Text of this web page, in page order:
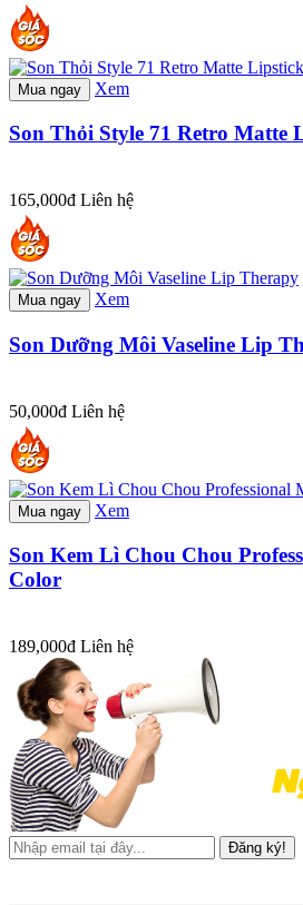
Mua ngay Xem
Son Thỏi Style 71 Retro Matte
165,000đ Liên hệ
Mua ngay Xem
Son Dưỡng Môi Vaseline Lip
50,000đ Liên hệ
Mua ngay Xem
Son Kem Lì Chou Chou
Color
189,000đ Liên hệ
Đăng ký!